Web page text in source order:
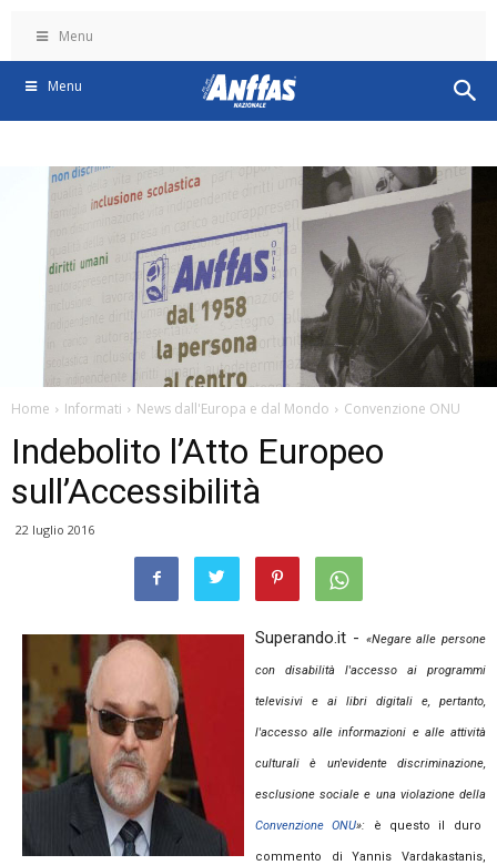
Menu
Menu
Home Informati News dall'Europa e dal Mondo Convenzione ONU
Indebolito l’Atto Europeo
sull’Accessibilità
22 luglio 2016
Superando.it - «Negare alle persone
con disabilità l'accesso ai programmi
televisivi e ai libri digitali e, pertanto,
l'accesso alle informazioni e alle attività
culturali è un'evidente discriminazione,
esclusione sociale e una violazione della
Convenzione ONU»: è questo il duro
commento di Yannis Vardakastanis,